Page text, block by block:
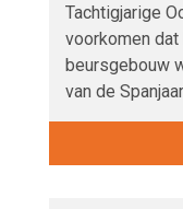
Tachtigjarige
voorkomen
beursgebouw
van de